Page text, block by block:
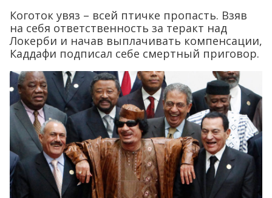
Коготок увяз – всей птичке пропасть. Взяв
на себя ответственность за теракт над
Локерби и начав выплачивать компенсации,
Каддафи подписал себе смертный приговор.